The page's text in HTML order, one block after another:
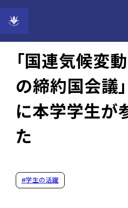
2026年03月04日
「国連気候変
の締約国会議」
に本学学生が
た
#学生の活躍